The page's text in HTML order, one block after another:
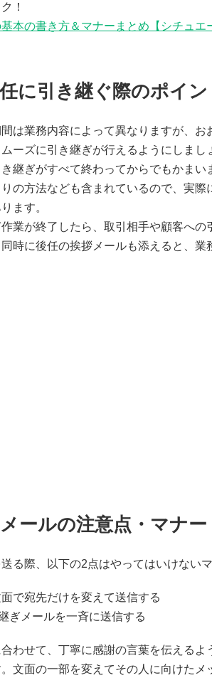
！
本の書き方＆マナーまとめ【シチュエ
に引き継ぐ際のポイン
は業務内容によって異なりますが、お
ーズに引き継ぎが行えるようにしま
継ぎがすべて終わってからでもかまい
の方法なども含まれているので、実
ます。
業が終了したら、取引相手や顧客への
時に後任の挨拶メールも添えると、業
ールの注意点・マナー
る際、以下の2点はやってはいけないマ
面で宛先だけを変えて送信する
ぎメールを一斉に送信する
わせて、丁寧に感謝の言葉を伝える
文面の一部を変えてその人に向けたメ